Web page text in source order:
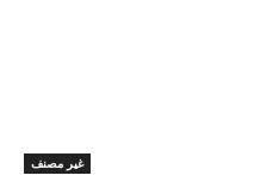
غير مصنف